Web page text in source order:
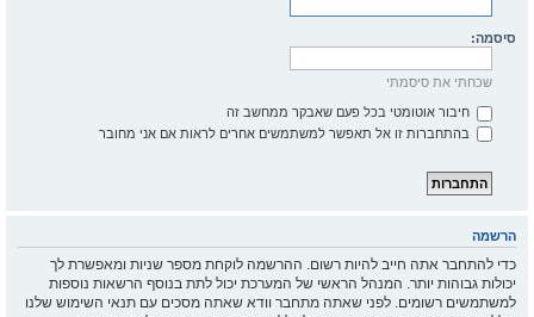
סיסמה:
שכחתי את סיסמתי
חיבור אוטומטי בכל פעם שאבקר ממחשב זה
בהתחברות זו אל תאפשר למשתמשים אחרים לראות אם אני מחובר
הרשמה
כדי להתחבר אתה חייב להיות רשום. ההרשמה לוקחת מספר שניות ומאפשרת לך
יכולות גבוהות יותר. המנהל הראשי של המערכת יכול לתת בנוסף הרשאות נוספות
למשתמשים רשומים. לפני שאתה מתחבר וודא שאתה מסכים עם תנאי השימוש שלנו